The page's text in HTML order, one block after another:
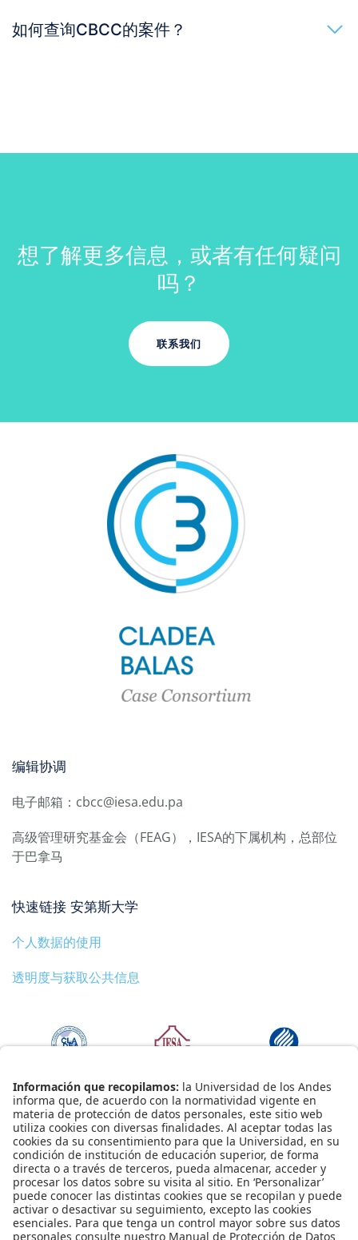
如何查询CBCC的案件？
想了解更多信息，或者有任何疑问
吗？
联系我们
编辑协调
电子邮箱：cbcc@iesa.edu.pa
高级管理研究基金会（FEAG），IESA的下属机构，总部位
于巴拿马
快速链接 安第斯大学
个人数据的使用
透明度与获取公共信息